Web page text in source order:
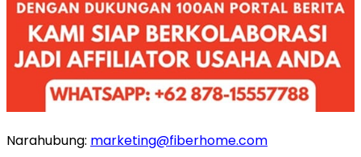
Narahubung: marketing@fiberhome.com